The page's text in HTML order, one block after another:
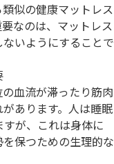
似の健康マットレス
なのは、マットレス
いようにすることで
血流が滞ったり筋肉
あります。人は睡眠
が、これは身体に
保つための生理的な